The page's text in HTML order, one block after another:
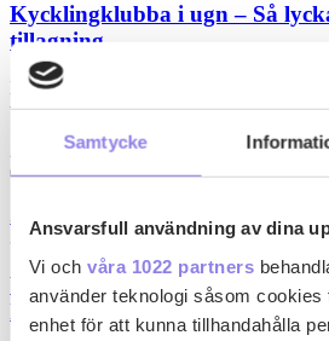
Samtycke
Ansvarsfull användning av dina
Vi och våra 1022 partners
använder teknologi såsom
enhet för att kunna tillhandahålla
Kycklingklubba i ugn – Så
tillagning
När du vill laga kycklingklubba i ugn är
temperatur…
0
3
33alva
Varmrökt lax: De bästa tipsen
lyxig måltid